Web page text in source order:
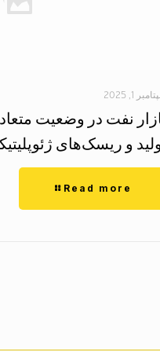
1, 2025
نفت در وضعیت
و ریسک‌های
Read more